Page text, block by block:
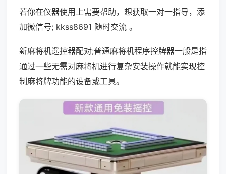
若你在仪器使用上需要帮助，想获取一对一指导，添
加微信号; kkss8691 随时交流 。
新麻将机遥控器配对;普通麻将机程序控牌器一般是指
通过一些无需对麻将机进行复杂安装操作就能实现控
制麻将牌功能的设备或工具。